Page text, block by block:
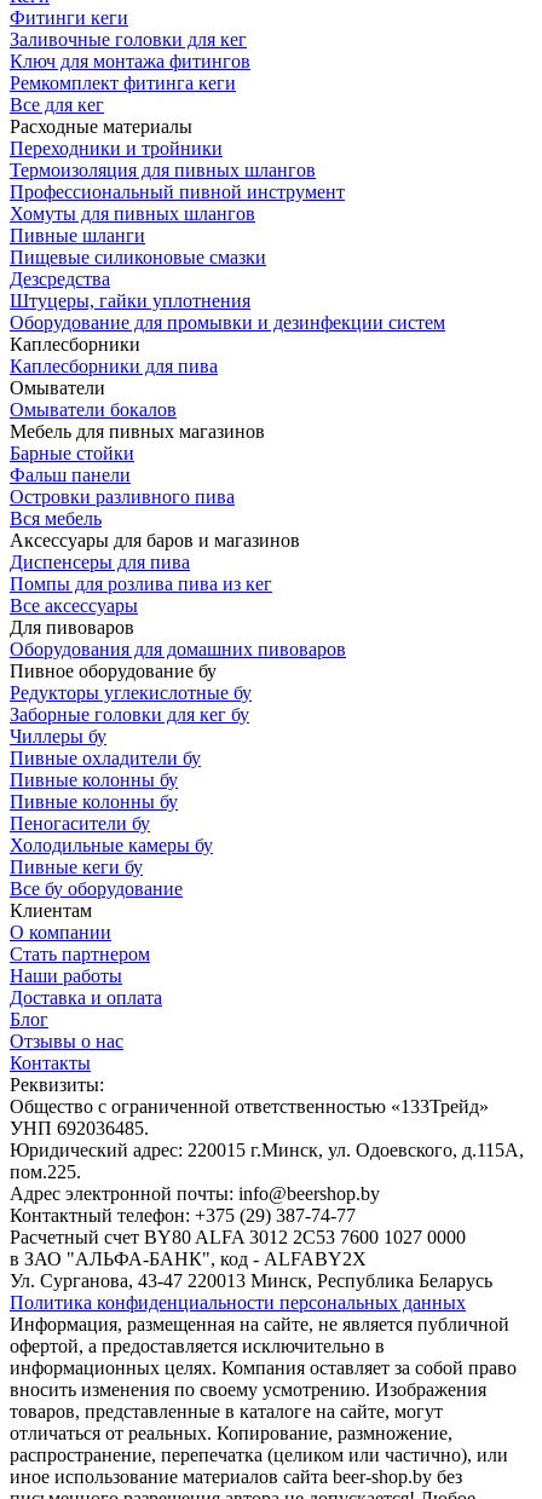
Фитинги кеги
Заливочные головки для кег
Ключ для монтажа фитингов
Ремкомплект фитинга кеги
Все для кег
Расходные материалы
Переходники и тройники
Термоизоляция для пивных шлангов
Профессиональный пивной инструмент
Хомуты для пивных шлангов
Пивные шланги
Пищевые силиконовые смазки
Дезсредства
Штуцеры, гайки уплотнения
Оборудование для промывки и дезинфекции систем
Каплесборники
Каплесборники для пива
Омыватели
Омыватели бокалов
Мебель для пивных магазинов
Барные стойки
Фальш панели
Островки разливного пива
Вся мебель
Аксессуары для баров и магазинов
Диспенсеры для пива
Помпы для розлива пива из кег
Все аксессуары
Для пивоваров
Оборудования для домашних пивоваров
Пивное оборудование бу
Редукторы углекислотные бу
Заборные головки для кег бу
Чиллеры бу
Пивные охладители бу
Пивные колонны бу
Пивные колонны бу
Пеногасители бу
Холодильные камеры бу
Пивные кеги бу
Все бу оборудование
Клиентам
О компании
Стать партнером
Наши работы
Доставка и оплата
Блог
Отзывы о нас
Контакты
Реквизиты:
Общество с ограниченной ответственностью «133Трейд»
УНП 692036485​.
Юридический адрес: 220015 г.Минск, ул. Одоевского, д.115А,
пом.225.
Адрес электронной почты: info@beershop.by
Контактный телефон: +375 (29) 387-74-77
Расчетный счет BY80 ALFA 3012 2C53 7600 1027 0000
в ЗАО "АЛЬФА-БАНК", код - ALFABY2X
Ул. Сурганова, 43-47 220013 Минск, Республика Беларусь
Политика конфиденциальности персональных данных
Информация, размещенная на сайте, не является публичной
офертой, а предоставляется исключительно в
информационных целях. Компания оставляет за собой право
вносить изменения по своему усмотрению. Изображения
товаров, представленные в каталоге на сайте, могут
отличаться от реальных. Копирование, размножение,
распространение, перепечатка (целиком или частично), или
иное использование материалов сайта beer-shop.by без